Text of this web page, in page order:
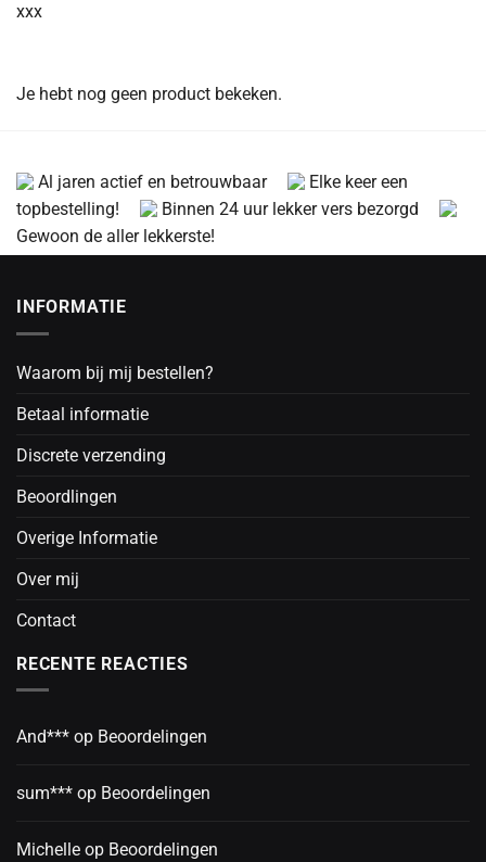
xxx
Je hebt nog geen product bekeken.
Al jaren actief en betrouwbaar
Elke keer een
topbestelling!
Binnen 24 uur lekker vers bezorgd
Gewoon de aller lekkerste!
INFORMATIE
Waarom bij mij bestellen?
Betaal informatie
Discrete verzending
Beoordlingen
Overige Informatie
Over mij
Contact
RECENTE REACTIES
And*** op Beoordelingen
sum*** op Beoordelingen
Michelle op Beoordelingen